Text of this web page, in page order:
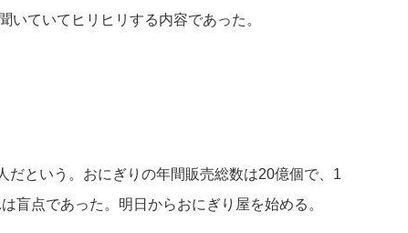
いていてヒリヒリする内容であった。
という。おにぎりの年間販売総数は20億個で、1
盲点であった。明日からおにぎり屋を始める。